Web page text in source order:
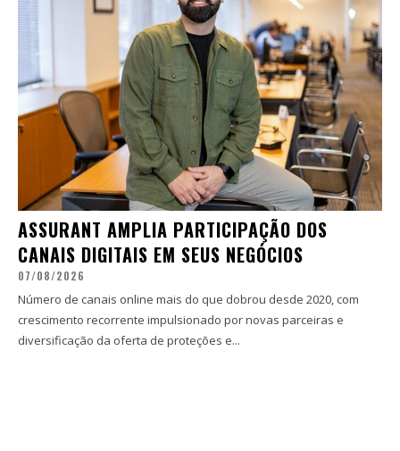
ASSURANT AMPLIA PARTICIPAÇÃO DOS
CANAIS DIGITAIS EM SEUS NEGÓCIOS
07/08/2026
Número de canais online mais do que dobrou desde 2020, com
crescimento recorrente impulsionado por novas parceiras e
diversificação da oferta de proteções e...